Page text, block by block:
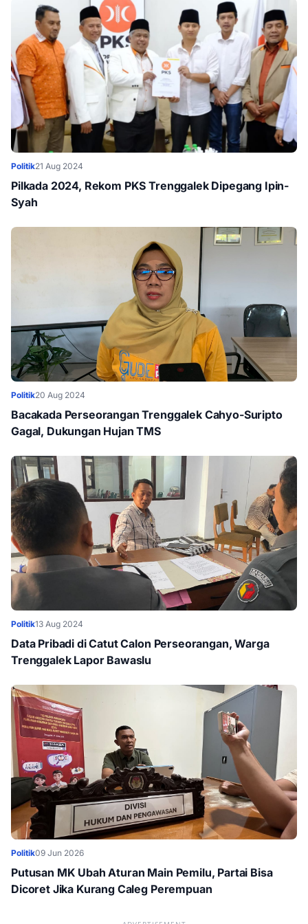
Politik21 Aug 2024
Pilkada 2024, Rekom PKS Trenggalek Dipegang Ipin-
Syah
Politik20 Aug 2024
Bacakada Perseorangan Trenggalek Cahyo-Suripto
Gagal, Dukungan Hujan TMS
Politik13 Aug 2024
Data Pribadi di Catut Calon Perseorangan, Warga
Trenggalek Lapor Bawaslu
Politik09 Jun 2026
Putusan MK Ubah Aturan Main Pemilu, Partai Bisa
Dicoret Jika Kurang Caleg Perempuan